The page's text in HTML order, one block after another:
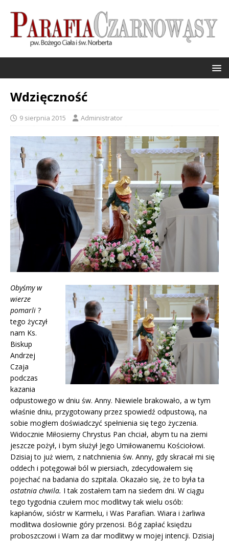
Wdzięczność
9 sierpnia 2015 Administrator
Obyśmy w
wierze
pomarli ?
tego życzył
nam Ks.
Biskup
Andrzej
Czaja
podczas
kazania
odpustowego w dniu św. Anny. Niewiele brakowało, a w tym
właśnie dniu, przygotowany przez spowiedź odpustową, na
sobie mogłem doświadczyć spełnienia się tego życzenia.
Widocznie Miłosierny Chrystus Pan chciał, abym tu na ziemi
jeszcze pożył, i bym służył Jego Umiłowanemu Kościołowi.
Dzisiaj to już wiem, z natchnienia św. Anny, gdy skracał mi się
oddech i potęgował ból w piersiach, zdecydowałem się
pojechać na badania do szpitala. Okazało się, że to była ta
ostatnia chwila. I tak zostałem tam na siedem dni. W ciągu
tego tygodnia czułem moc modlitwy tak wielu osób:
kapłanów, sióstr w Karmelu, i Was Parafian. Wiara i żarliwa
modlitwa dosłownie góry przenosi. Bóg zapłać księdzu
proboszczowi i Wam za dar modlitwy w mojej intencji. Dzisiaj